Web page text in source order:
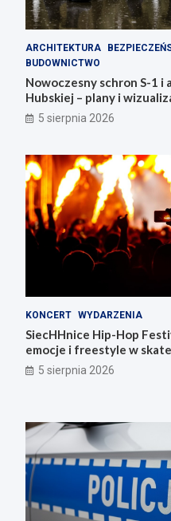
ARCHITEKTURA
BUDOWNICTWO
Nowoczesny schron S-1 i
Hubskiej – plany i
5 sierpnia 2026
KONCERT WYDARZENIA
SiecHHnice Hip-Hop
emocje i freestyle w
5 sierpnia 2026